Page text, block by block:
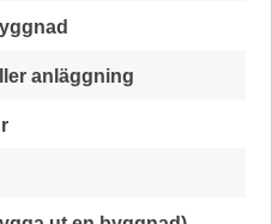
anläggning